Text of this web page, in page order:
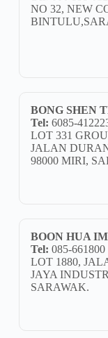
NO 32, NEW
BONG SHEN
Tel: 6085-
LOT 331
JALAN
98000 MIRI,
BOON HUA
Tel: 085-661800
LOT 1880,
JAYA
SARAWAK.